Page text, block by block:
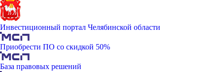
Инвестиционный портал Челябинской области
Приобрести ПО со скидкой 50%
База правовых решений